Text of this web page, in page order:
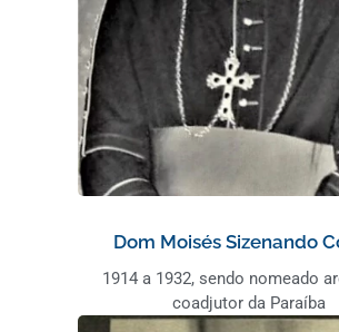
Dom Moisés Sizenando
1914 a 1932, sendo nomeado
coadjutor da Paraíba